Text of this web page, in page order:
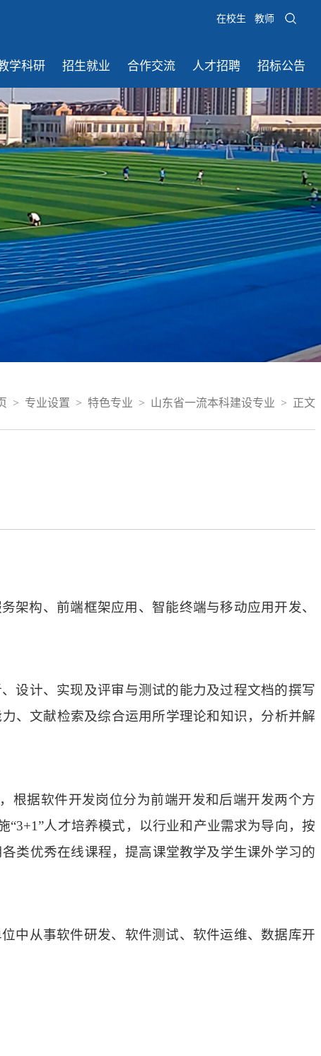
在校生 教师
学科研 招生就业 合作交流 人才招聘 招标公告
> 专业设置 > 特色专业 > 山东省一流本科建设专业 > 正文
架构、前端框架应用、智能终端与移动应用开发、
设计、实现及评审与测试的能力及过程文档的撰写
、文献检索及综合运用所学理论和知识，分析并解
根据软件开发岗位分为前端开发和后端开发两个方
人才培养模式，以行业和产业需求为导向，按
类优秀在线课程，提高课堂教学及学生课外学习的
中从事软件研发、软件测试、软件运维、数据库开